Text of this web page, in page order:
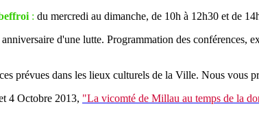
: du mercredi au dimanche, de 10h à 12h30 et de
d'une lutte. Programmation des conférences,
prévues dans les lieux culturels de la Ville. Nous vous
4 Octobre 2013, "La vicomté de Millau au temps de la